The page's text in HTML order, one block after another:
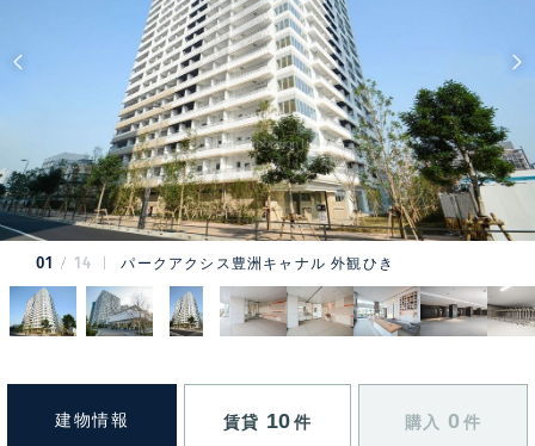
01 14 パークアクシス豊洲キャナル 外観ひき
建物情報 賃貸 10 件 購入 0 件